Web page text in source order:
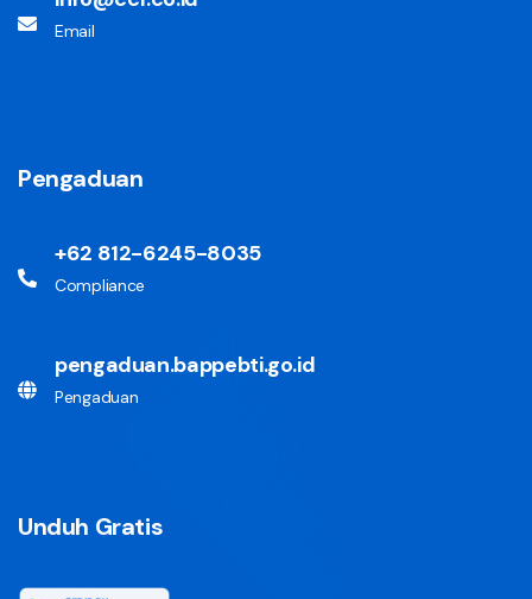
Email
Pengaduan
+62 812-6245-8035
Compliance
pengaduan.bappebti.go.id
Pengaduan
Unduh Gratis